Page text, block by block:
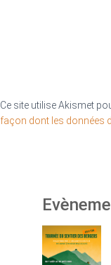
Ce site utilise Akismet
façon dont les données